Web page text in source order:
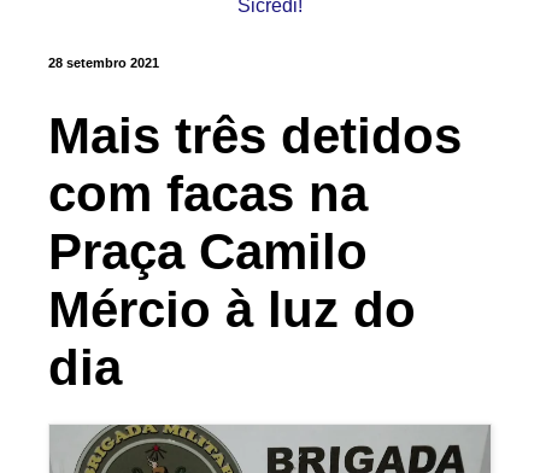
28 setembro 2021
Mais três detidos
com facas na
Praça Camilo
Mércio à luz do
dia